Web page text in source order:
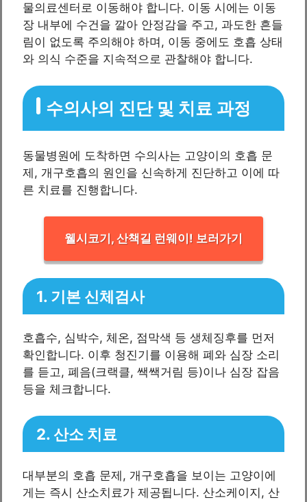
물의료센터로 이동해야 합니다. 이동 시에는 이동
장 내부에 수건을 깔아 안정감을 주고, 과도한 흔들
림이 없도록 주의해야 하며, 이동 중에도 호흡 상태
와 의식 수준을 지속적으로 관찰해야 합니다.
수의사의 진단 및 치료 과정
동물병원에 도착하면 수의사는 고양이의 호흡 문
제, 개구호흡의 원인을 신속하게 진단하고 이에 따
른 치료를 진행합니다.
웰시코기, 산책길 런웨이! 보러가기
1. 기본 신체검사
호흡수, 심박수, 체온, 점막색 등 생체징후를 먼저
확인합니다. 이후 청진기를 이용해 폐와 심장 소리
를 듣고, 폐음(크랙클, 쌕쌕거림 등)이나 심장 잡음
등을 체크합니다.
2. 산소 치료
대부분의 호흡 문제, 개구호흡을 보이는 고양이에
게는 즉시 산소치료가 제공됩니다. 산소케이지, 산